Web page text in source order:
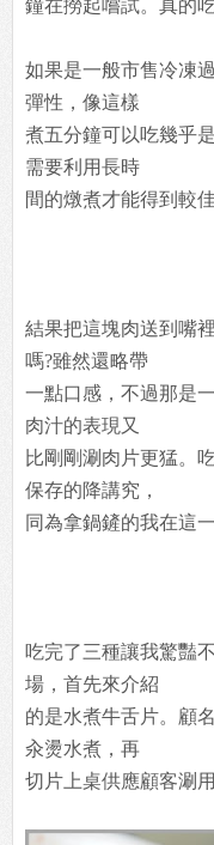
鐘在撈起嚐試。真的
如果是一般市售冷凍
彈性，像這樣
煮五分鐘可以吃幾乎
需要利用長時
間的燉煮才能得到較
結果把這塊肉送到嘴
嗎?雖然還略帶
一點口感，不過那是
肉汁的表現又
比剛剛涮肉片更猛。
保存的降講究，
同為拿鍋鏟的我在這
吃完了三種讓我驚豔
場，首先來介紹
的是水煮牛舌片。顧
汆燙水煮，再
切片上桌供應顧客涮用